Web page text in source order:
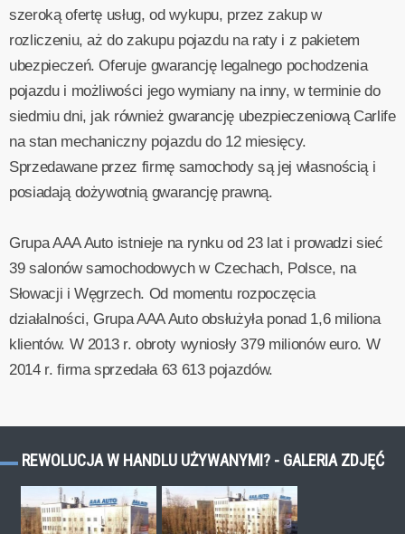
szeroką ofertę usług, od wykupu, przez zakup w
rozliczeniu, aż do zakupu pojazdu na raty i z pakietem
ubezpieczeń. Oferuje gwarancję legalnego pochodzenia
pojazdu i możliwości jego wymiany na inny, w terminie do
siedmiu dni, jak również gwarancję ubezpieczeniową Carlife
na stan mechaniczny pojazdu do 12 miesięcy.
Sprzedawane przez firmę samochody są jej własnością i
posiadają dożywotnią gwarancję prawną.
Grupa AAA Auto istnieje na rynku od 23 lat i prowadzi sieć
39 salonów samochodowych w Czechach, Polsce, na
Słowacji i Węgrzech. Od momentu rozpoczęcia
działalności, Grupa AAA Auto obsłużyła ponad 1,6 miliona
klientów. W 2013 r. obroty wyniosły 379 milionów euro. W
2014 r. firma sprzedała 63 613 pojazdów.
REWOLUCJA W HANDLU UŻYWANYMI? - GALERIA ZDJĘĆ